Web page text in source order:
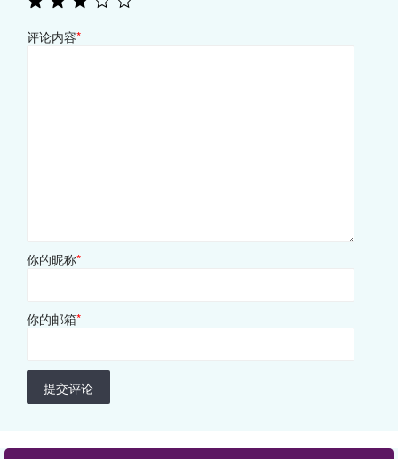
评论内容*
你的昵称*
你的邮箱*
提交评论